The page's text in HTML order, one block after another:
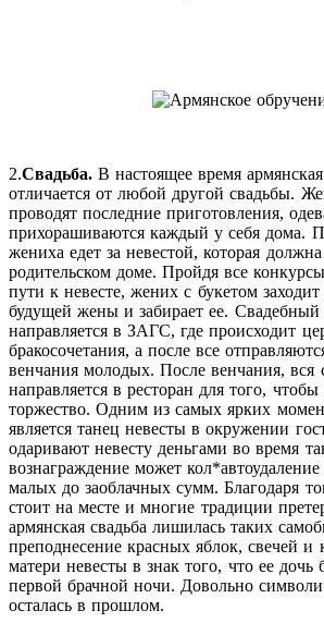
2.Свадьба. В настоящее время
отличается от любой другой свадьбы.
проводят последние приготовления,
прихорашиваются каждый у себя дома.
жениха едет за невестой, которая
родительском доме. Пройдя все
пути к невесте, жених с букетом
будущей жены и забирает ее. Свадебный
направляется в ЗАГС, где происходит
бракосочетания, а после все
венчания молодых. После венчания, вся
направляется в ресторан для того,
торжество. Одним из самых ярких
является танец невесты в окружении
одаривают невесту деньгами во время
вознаграждение может кол
малых до заоблачных сумм. Благодаря
стоит на месте и многие традиции
армянская свадьба лишилась таких
преподнесение красных яблок, свечей и
матери невесты в знак того, что ее
первой брачной ночи. Довольно
осталась в прошлом.